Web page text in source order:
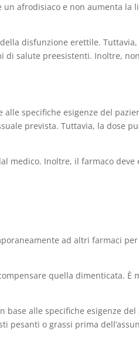
afrodisiaco e non aumenta la
disfunzione erettile.
salute preesistenti. Inoltre,
specifiche esigenze del
prevista. Tuttavia, la dose
medico. Inoltre, il farmaco deve
ad altri farmaci
quella dimenticata. È
alle specifiche esigenze
o grassi prima